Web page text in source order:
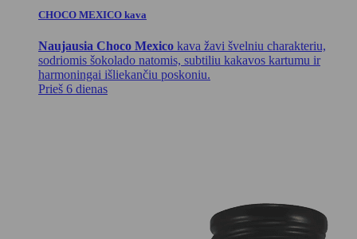
CHOCO MEXICO kava
Naujausia Choco Mexico kava žavi švelniu charakteriu,
sodriomis šokolado natomis, subtiliu kakavos kartumu ir
harmoningai išliekančiu poskoniu.
Prieš 6 dienas